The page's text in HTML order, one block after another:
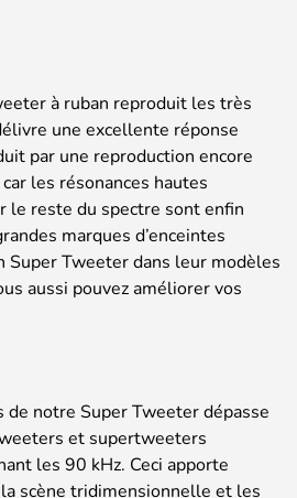
à ruban reproduit les très
une excellente réponse
par une reproduction encore
les résonances hautes
le reste du spectre sont enfin
marques d’enceintes
Super Tweeter dans leur modèles
aussi pouvez améliorer vos
de notre Super Tweeter dépasse
et supertweeters
les 90 kHz. Ceci apporte
scène tridimensionnelle et les